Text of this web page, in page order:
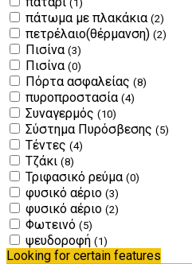
(1)
πάτωμα με πλακάκια (2)
πετρέλαιο(θέρμανση) (2)
Πισίνα (3)
Πισίνα (0)
Πόρτα ασφαλείας (8)
πυροπροστασία (4)
Συναγερμός (10)
Σύστημα Πυρόσβεσης (5)
Τέντες (4)
Τζάκι (8)
Τριφασικό ρεύμα (0)
φυσικό αέριο (3)
φυσικό αέριο (2)
Φωτεινό (5)
ψευδοροφή (1)
Looking for certain features